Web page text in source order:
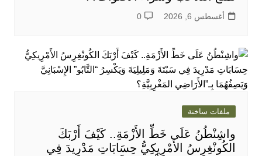
أغسطس 6, 2026 0
ملفات ساخنة
واشِنْطُنُ عَلَى خَطِّ الأَزْمَةِ.. كَيْفَ أَرْبَكَ
الكُونْغِرِسُ الأَمْرِيكِيُّ حِسَابَاتِ مَدْرِيدَ فِي